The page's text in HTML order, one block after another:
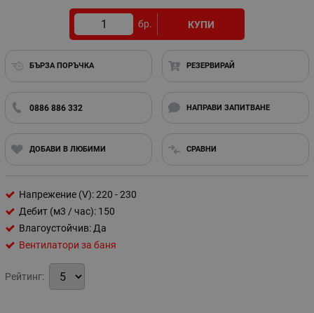
бр. КУПИ
БЪРЗА ПОРЪЧКА РЕЗЕРВИРАЙ
0886 886 332 НАПРАВИ ЗАПИТВАНЕ
ДОБАВИ В ЛЮБИМИ СРАВНИ
Напрежение (V): 220 - 230
Дебит (м3 / час): 150
Влагоустойчив: Да
Вентилатори за баня
Рейтинг: